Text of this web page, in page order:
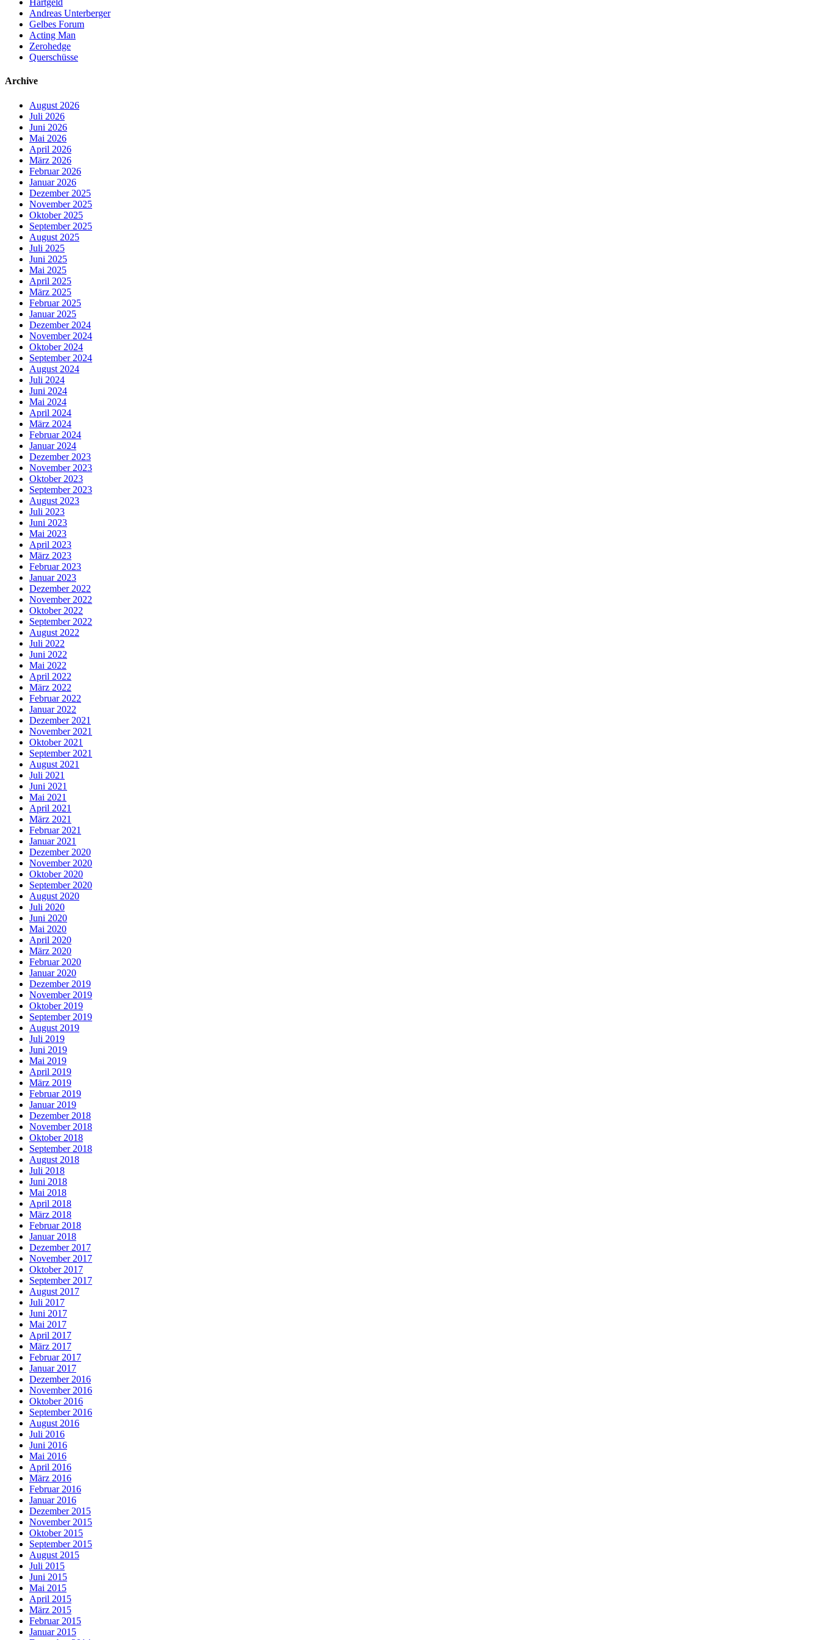
Hartgeld
Andreas Unterberger
Gelbes Forum
Acting Man
Zerohedge
Querschüsse
Archive
August 2026
Juli 2026
Juni 2026
Mai 2026
April 2026
März 2026
Februar 2026
Januar 2026
Dezember 2025
November 2025
Oktober 2025
September 2025
August 2025
Juli 2025
Juni 2025
Mai 2025
April 2025
März 2025
Februar 2025
Januar 2025
Dezember 2024
November 2024
Oktober 2024
September 2024
August 2024
Juli 2024
Juni 2024
Mai 2024
April 2024
März 2024
Februar 2024
Januar 2024
Dezember 2023
November 2023
Oktober 2023
September 2023
August 2023
Juli 2023
Juni 2023
Mai 2023
April 2023
März 2023
Februar 2023
Januar 2023
Dezember 2022
November 2022
Oktober 2022
September 2022
August 2022
Juli 2022
Juni 2022
Mai 2022
April 2022
März 2022
Februar 2022
Januar 2022
Dezember 2021
November 2021
Oktober 2021
September 2021
August 2021
Juli 2021
Juni 2021
Mai 2021
April 2021
März 2021
Februar 2021
Januar 2021
Dezember 2020
November 2020
Oktober 2020
September 2020
August 2020
Juli 2020
Juni 2020
Mai 2020
April 2020
März 2020
Februar 2020
Januar 2020
Dezember 2019
November 2019
Oktober 2019
September 2019
August 2019
Juli 2019
Juni 2019
Mai 2019
April 2019
März 2019
Februar 2019
Januar 2019
Dezember 2018
November 2018
Oktober 2018
September 2018
August 2018
Juli 2018
Juni 2018
Mai 2018
April 2018
März 2018
Februar 2018
Januar 2018
Dezember 2017
November 2017
Oktober 2017
September 2017
August 2017
Juli 2017
Juni 2017
Mai 2017
April 2017
März 2017
Februar 2017
Januar 2017
Dezember 2016
November 2016
Oktober 2016
September 2016
August 2016
Juli 2016
Juni 2016
Mai 2016
April 2016
März 2016
Februar 2016
Januar 2016
Dezember 2015
November 2015
Oktober 2015
September 2015
August 2015
Juli 2015
Juni 2015
Mai 2015
April 2015
März 2015
Februar 2015
Januar 2015